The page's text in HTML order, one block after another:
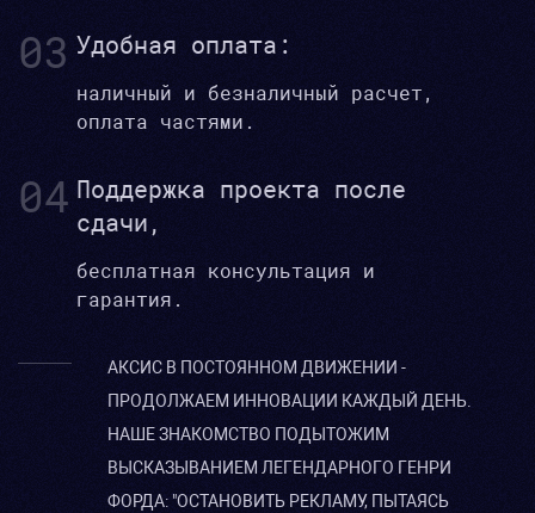
03 Удобная оплата:
наличный и безналичный расчет,
оплата частями.
04 Поддержка проекта после
сдачи,
бесплатная консультация и
гарантия.
АКСИС В ПОСТОЯННОМ ДВИЖЕНИИ -
ПРОДОЛЖАЕМ ИННОВАЦИИ КАЖДЫЙ ДЕНЬ.
НАШЕ ЗНАКОМСТВО ПОДЫТОЖИМ
ВЫСКАЗЫВАНИЕМ ЛЕГЕНДАРНОГО ГЕНРИ
ФОРДА: "ОСТАНОВИТЬ РЕКЛАМУ, ПЫТАЯСЬ